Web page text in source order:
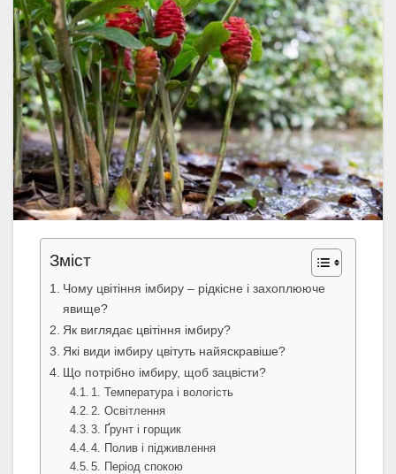
Зміст
Чому цвітіння імбиру – рідкісне і захоплююче
явище?
Як виглядає цвітіння імбиру?
Які види імбиру цвітуть найяскравіше?
Що потрібно імбиру, щоб зацвісти?
1. Температура і вологість
2. Освітлення
3. Ґрунт і горщик
4. Полив і підживлення
5. Період спокою